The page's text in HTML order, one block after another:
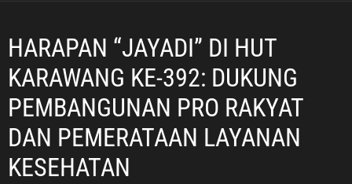
HARAPAN “JAYADI” DI HUT
KARAWANG KE-392: DUKUNG
PEMBANGUNAN PRO RAKYAT
DAN PEMERATAAN LAYANAN
KESEHATAN